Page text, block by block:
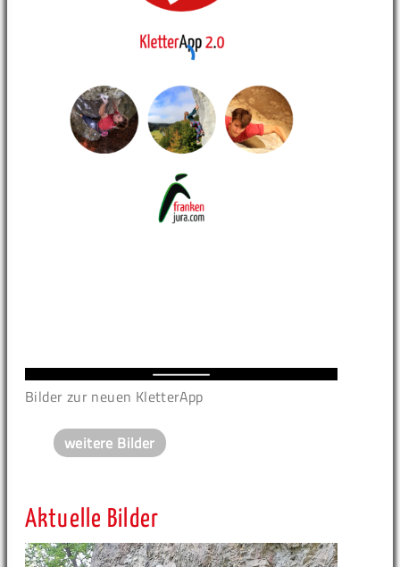
Bilder zur neuen KletterApp
weitere Bilder
Aktuelle Bilder